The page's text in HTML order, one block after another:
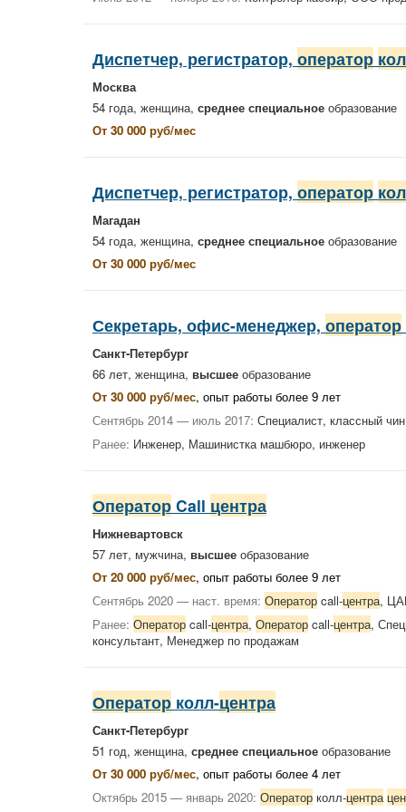
Диспетчер, регистратор, оператор кол
Москва
54 года, женщина, среднее специальное образование
От 30 000 руб/мес
Диспетчер, регистратор, оператор кол
Магадан
54 года, женщина, среднее специальное образование
От 30 000 руб/мес
Секретарь, офис-менеджер, оператор
Санкт-Петербург
66 лет, женщина, высшее образование
От 30 000 руб/мес, опыт работы более 9 лет
Сентябрь 2014 — июль 2017: Специалист, классный
Ранее: Инженер, Машинистка машбюро, инженер
Оператор Call центра
Нижневартовск
57 лет, мужчина, высшее образование
От 20 000 руб/мес, опыт работы более 9 лет
Сентябрь 2020 — наст. время: Оператор call-центра,
Ранее: Оператор call-центра, Оператор call-центра,
консультант, Менеджер по продажам
Оператор колл-центра
Санкт-Петербург
51 год, женщина, среднее специальное образование
От 30 000 руб/мес, опыт работы более 4 лет
Октябрь 2015 — январь 2020: Оператор колл-центра